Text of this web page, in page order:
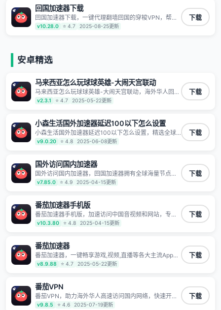
回国加速器下载
回国加速器下载，一键代理翻墙回国的穿梭VPN，帮助
海外华人留学生及港澳台地区用户破除地区版权限制问
题，一键降低游戏延迟，加速访问中国网站、游戏及应
v10.28.0 ⭐ 4.7 2025-08-25更新
下载
安卓精选
马来西亚怎么玩球球英雄-大闹天宫联动
马来西亚怎么玩球球英雄-大闹天宫联动，海外华人回国
加速器,为境外华人解决海外怎么听歌?海外怎么看剧?海
外怎么玩游戏不卡等境外难题,全球回国稳定国内节点,专
v2.3.1 ⭐ 4.7 2025-05-22更新
下载
小森生活国外加速器延迟100以下怎么设置
小森生活国外加速器延迟100以下怎么设置，精选全球
好物针对海外华人、留学生和海外出差用户打造的一款
高质量专属回国加速器,只要身处海外即可一键加速畅享
商务办公、炒股等多场景的应用及网络加速
v9.0.20 ⭐ 4.8 2025-06-08更新
下载
国外访问国内加速器
国外访问国内加速器，回国加速器拥有全球海量节点覆
盖，运营商专线不卡顿超稳定，专为海外华人和留学生
打造，帮助海外华人免除地域限制，随时高速稳定低延
v7.85.0 ⭐ 4.9 2025-04-15更新
下载
番茄加速器手机版
番茄加速器手机版，加速访问中国音视频和网站，专业
回国加速器，帮你加速访问优酷、bilibili、腾讯视频、爱
奇艺等，加速国服游戏，例如原神、阴阳师、和平精
明日方舟、战双帕弥什、sky光·遇、另一个伊甸园等国
内各种服务,回国加速器致力于帮助海外华人和留学生、
港澳台地区用户提供最好的回国游戏和音乐视频加速服
务，可以在海外或港澳台地区流畅加速国服游戏和音视
线。能加速访问优酷、爱奇艺、腾讯视频、B站、芒果
TV、西瓜视频、QQ音乐、网易云音乐、酷狗音乐、YY
等主流网站应用解除限制，带你穿梭加速回国。目前已
有上百万用户，用户整体好评95%以上，一对一在线客
v10.3.80 ⭐ 4.8 2025-04-15更新
下载
番茄加速器
番茄加速器，一键畅享游戏,视频,直播等各大主流App应
用,视频加载极速不卡顿。人在海外听歌,玩国服游戏 简
单易用。
v8.9.88 ⭐ 4.7 2025-05-22更新
下载
番茄VPN
番茄VPN，助力海外华人高速访问国内网络，快速开启
国内各直播平台,解决国内视频、音乐卡顿问题；更能加
v9.8.5 ⭐ 4.6 2025-07-19更新
下载